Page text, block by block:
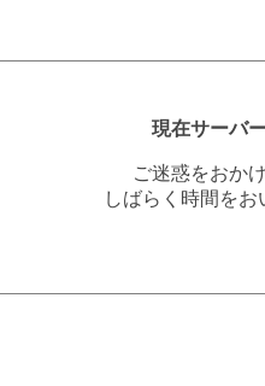
現在サーバ
ご迷惑をおか
しばらく時間を